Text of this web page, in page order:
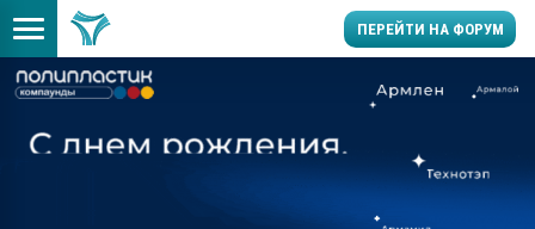
ПЕРЕЙТИ НА ФОРУМ